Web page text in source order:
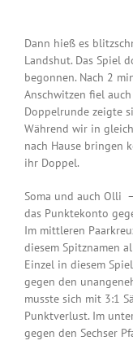
Dann hieß es
Landshut. Das Spiel
begonnen. Nach 2
Anschwitzen fiel
Doppelrunde zeigte
Während wir in
nach Hause bringen
ihr Doppel.
Soma und auch Olli
das Punktekonto
Im mittleren
diesem Spitznamen
Einzel in diesem
gegen den
musste sich mit 3:1
Punktverlust. Im
gegen den Sechser